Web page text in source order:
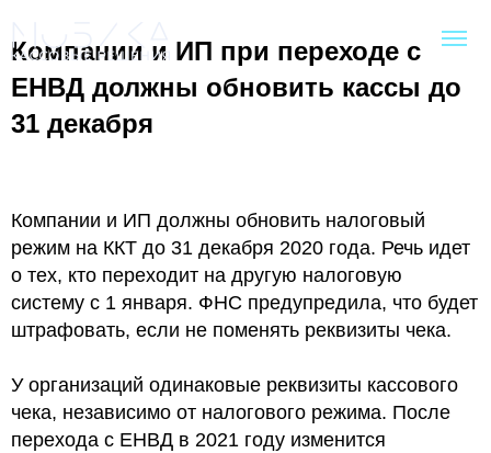
Компании и ИП при переходе с
ЕНВД должны обновить кассы до
31 декабря
Компании и ИП должны обновить налоговый
режим на ККТ до 31 декабря 2020 года. Речь идет
о тех, кто переходит на другую налоговую
систему с 1 января. ФНС предупредила, что будет
штрафовать, если не поменять реквизиты чека.
У организаций одинаковые реквизиты кассового
чека, независимо от налогового режима. После
перехода с ЕНВД в 2021 году изменится